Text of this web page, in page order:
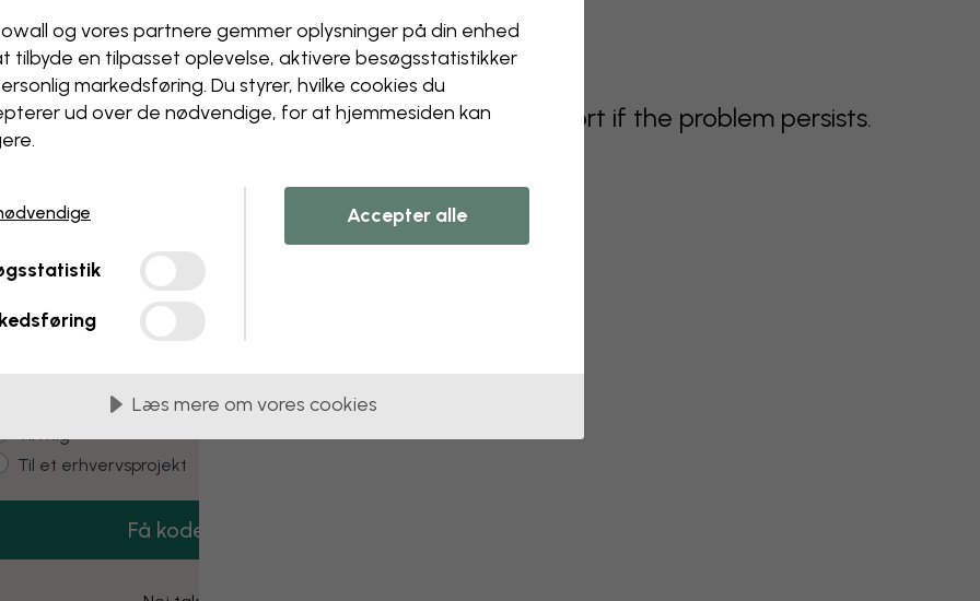
this component. Please contact customer support if the problem persists.
3 gratis tapetprøver
3 tapetprøver helt gratis – leveret hjem
til dig.
Til et erhvervsprojekt
Få koden
og vores partnere gemmer oplysninger på din enhed
tilbyde en tilpasset oplevelse, aktivere besøgs­statistikker
markedsføring. Du styrer, hvilke cookies du
ud over de nødvendige, for at hjemmesiden kan
Accepter alle
Læs mere om vores cookies